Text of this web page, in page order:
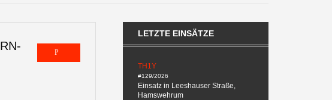
LETZTE EINSÄTZE
TH1Y
#129/2026
Einsatz in Leeshauser Straße,
Hamswehrum